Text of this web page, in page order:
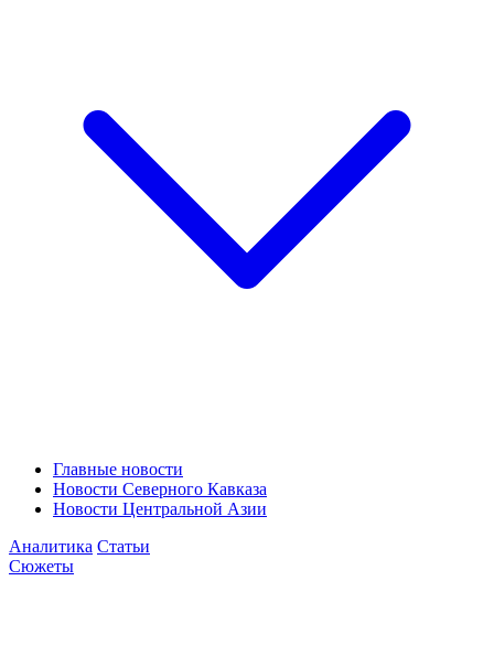
Главные новости
Новости Северного Кавказа
Новости Центральной Азии
Аналитика Статьи
Сюжеты